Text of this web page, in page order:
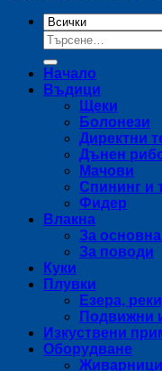
Търсене
за:
Начало
Въдици
Щеки
Болонези
Директни
Дънен
Мачови
Спининг и
Фидер
Влакна
За
За поводи
Куки
Плувки
Езера,
Подвижни
Изкуствени
Оборудване
Живарници